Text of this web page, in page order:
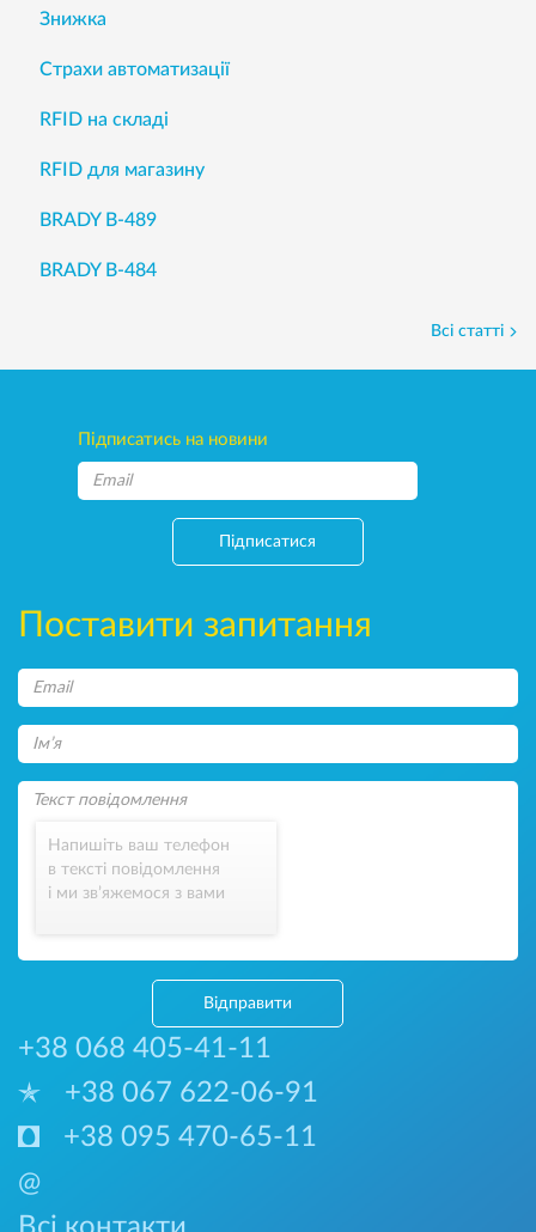
Знижка
Страхи автоматизації
RFID на складі
RFID для магазину
BRADY B-489
BRADY B-484
Всі статті
Підписатись на новини
Підписатися
Поставити запитання
Напишіть ваш телефон
в тексті повідомлення
і ми зв’яжемося з вами
Відправити
+38 068 405-41-11
+38 067 622-06-91
+38 095 470-65-11
@